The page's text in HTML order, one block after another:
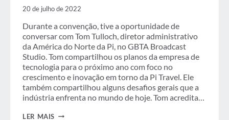
20 de julho de 2022
Durante a convenção, tive a oportunidade de
conversar com Tom Tulloch, diretor administrativo
da América do Norte da Pi, no GBTA Broadcast
Studio. Tom compartilhou os planos da empresa de
tecnologia para o próximo ano com foco no
crescimento e inovação em torno da Pi Travel. Ele
também compartilhou alguns desafios gerais que a
indústria enfrenta no mundo de hoje. Tom acredita…
LER MAIS DISCUSSÃO